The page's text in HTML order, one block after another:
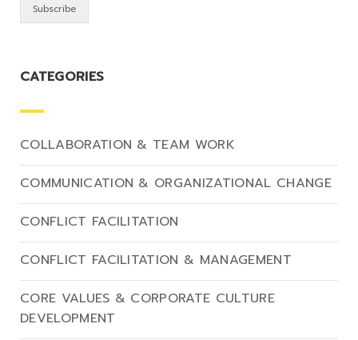
CATEGORIES
COLLABORATION & TEAM WORK
COMMUNICATION & ORGANIZATIONAL CHANGE
CONFLICT FACILITATION
CONFLICT FACILITATION & MANAGEMENT
CORE VALUES & CORPORATE CULTURE
DEVELOPMENT